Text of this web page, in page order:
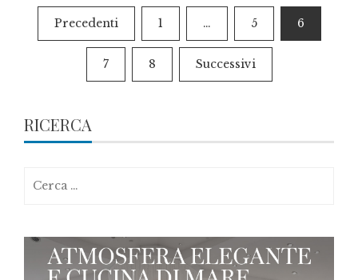
Paginazione
degli
articoli
Precedenti 1 … 5 6
7 8 Successivi
RICERCA